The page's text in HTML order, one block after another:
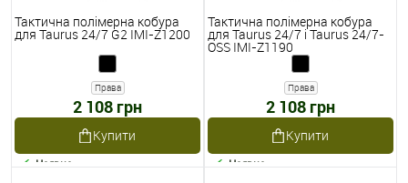
Тактична полімерна кобура
для Taurus 24/7 G2 IMI-Z1200
Права
2 108 грн
Купити
Наявне
Тактична полімерна кобура
для Taurus 24/7 і Taurus 24/7-
OSS IMI-Z1190
Права
2 108 грн
Купити
Наявне